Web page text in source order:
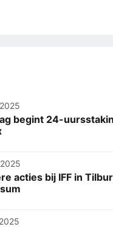
begint 24-
acties bij IFF in